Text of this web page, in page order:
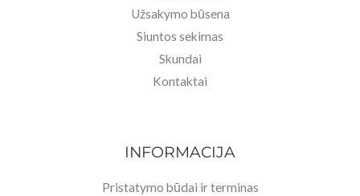
Užsakymo būsena
Siuntos sekimas
Skundai
Kontaktai
INFORMACIJA
Pristatymo būdai ir terminas